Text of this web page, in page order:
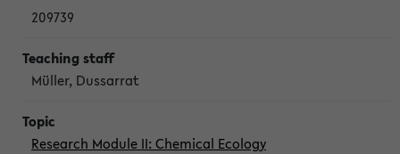
209739
Müller, Dussarrat
Research Module II: Chemical Ecology